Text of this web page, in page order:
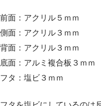
前面：アクリル５ｍｍ
側面：アクリル３ｍｍ
背面：アクリル３ｍｍ
底面：アルミ複合板３ｍｍ
フタ：塩ビ３ｍｍ